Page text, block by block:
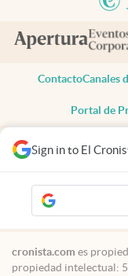
Sign in to El
ContactoCanales
Portal de
cronista.com es
propiedad intelectual: